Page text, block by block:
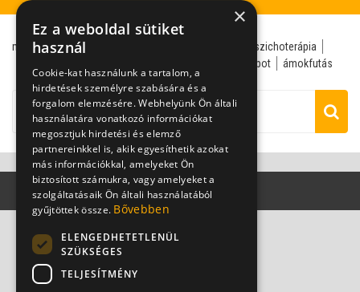
művészetterápia
pszichoterápia
AHN-állapot ámokfutás
×
Ez a weboldal sütiket
használ
Cookie-kat használunk a tartalom, a
hirdetések személyre szabására és a
forgalom elemzésére. Webhelyünk Ön általi
használatára vonatkozó információkat
megosztjuk hirdetési és elemző
partnereinkkel is, akik egyesíthetik azokat
más információkkal, amelyeket Ön
biztosított számukra, vagy amelyeket a
szolgáltatásaik Ön általi használatából
gyűjtöttek össze. Bővebben
ELENGEDHETETLENÜL
SZÜKSÉGES
TELJESÍTMÉNY